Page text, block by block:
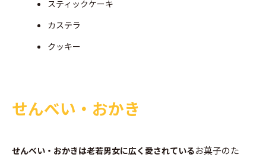
スティックケーキ
カステラ
クッキー
せんべい・おかき
せんべい・おかきは老若男女に広く愛されているお菓子のた